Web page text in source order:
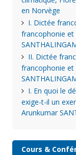
en Norvège
I. Dictée
francophonie et
II. Dictée
francophonie et
I. En quoi le
exige-t-il un
Arunkumar
Cours &